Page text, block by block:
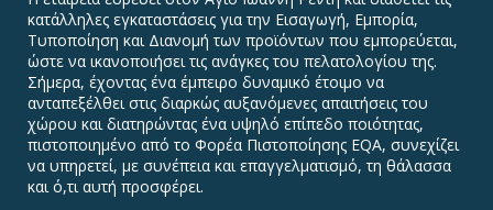
κατάλληλες εγκαταστάσεις για την Εισαγωγή, Εμπορία,
Τυποποίηση και Διανομή των προϊόντων που εμπορεύεται,
ώστε να ικανοποιήσει τις ανάγκες του πελατολογίου της.
Σήμερα, έχοντας ένα έμπειρο δυναμικό έτοιμο να
ανταπεξέλθει στις διαρκώς αυξανόμενες απαιτήσεις του
χώρου και διατηρώντας ένα υψηλό επίπεδο ποιότητας,
πιστοποιημένο από το Φορέα Πιστοποίησης EQA, συνεχίζει
να υπηρετεί, με συνέπεια και επαγγελματισμό, τη θάλασσα
και ό,τι αυτή προσφέρει.